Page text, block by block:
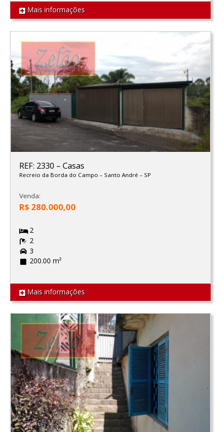
Mais informações
REF: 2330 – Casas
Recreio da Borda do Campo – Santo André – SP
Venda:
R$ 280.000,00
2
2
3
200.00 m²
Mais informações